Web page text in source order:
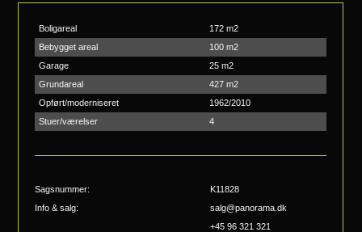
Boligareal
172 m2
Bebygget areal
100 m2
Garage
25 m2
Grundareal
427 m2
Opført/moderniseret
1962/2010
Stuer/værelser
4
Sagsnummer:
K11828
Info & salg:
salg@panorama.dk
+45 96 321 321